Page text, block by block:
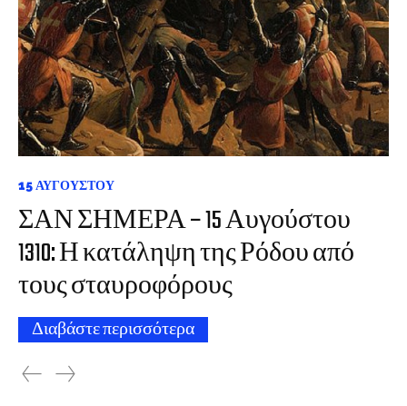
15 ΑΥΓΟΎΣΤΟΥ
ΣΑΝ ΣΗΜΕΡΑ – 15 Αυγούστου
1310: Η κατάληψη της Ρόδου από
τους σταυροφόρους
Διαβάστε περισσότερα